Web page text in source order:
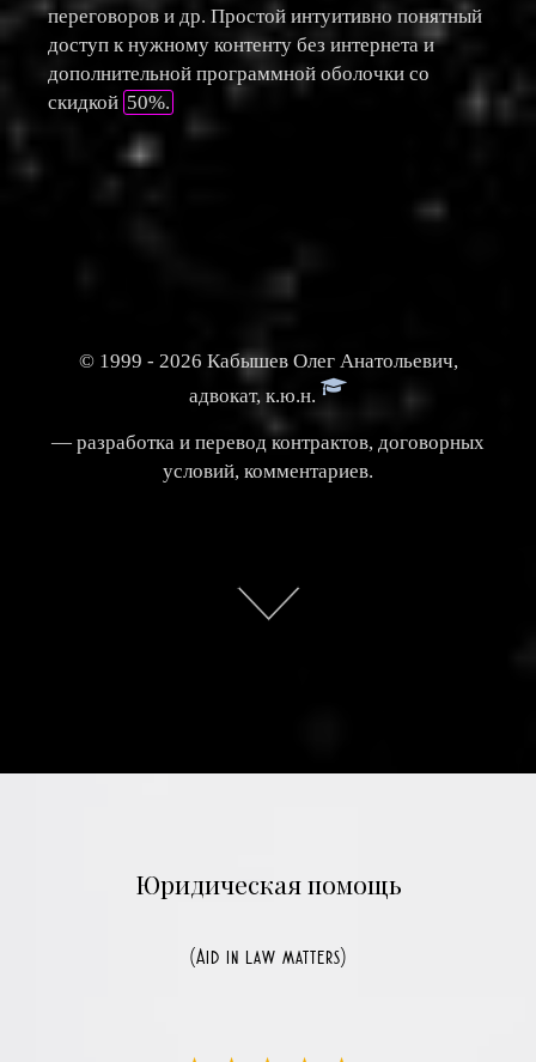
переговоров и др. Простой интуитивно понятный
доступ к нужному контенту без интернета и
дополнительной программной оболочки со
скидкой 50%.
© 1999 - 2026 Кабышев Олег Анатольевич,
адвокат, к.ю.н.
— разработка и перевод контрактов, договорных
условий, комментариев.
Юридическая помощь
(Aid in law matters)